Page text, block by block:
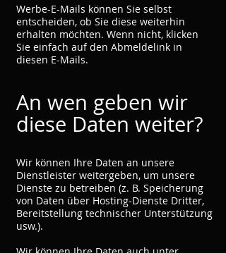
Werbe-E-Mails können Sie selbst
entscheiden, ob Sie diese weiterhin
erhalten möchten. Wenn nicht, klicken
Sie einfach auf den Abmeldelink in
diesen E-Mails.
An wen geben wir
diese Daten weiter?
Wir können Ihre Daten an unsere
Dienstleister weitergeben, um unsere
Dienste zu betreiben (z. B. Speicherung
von Daten über Hosting-Dienste Dritter,
Bereitstellung technischer Unterstützung
usw.).